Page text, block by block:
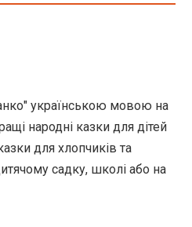
українською мовою на
народні казки для дітей
для хлопчиків та
садку, школі або на